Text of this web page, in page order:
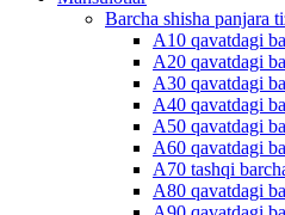
Barcha shisha panjara
A10 qavatdagi
A20 qavatdagi
A30 qavatdagi
A40 qavatdagi
A50 qavatdagi
A60 qavatdagi
A70 tashqi
A80 qavatdagi